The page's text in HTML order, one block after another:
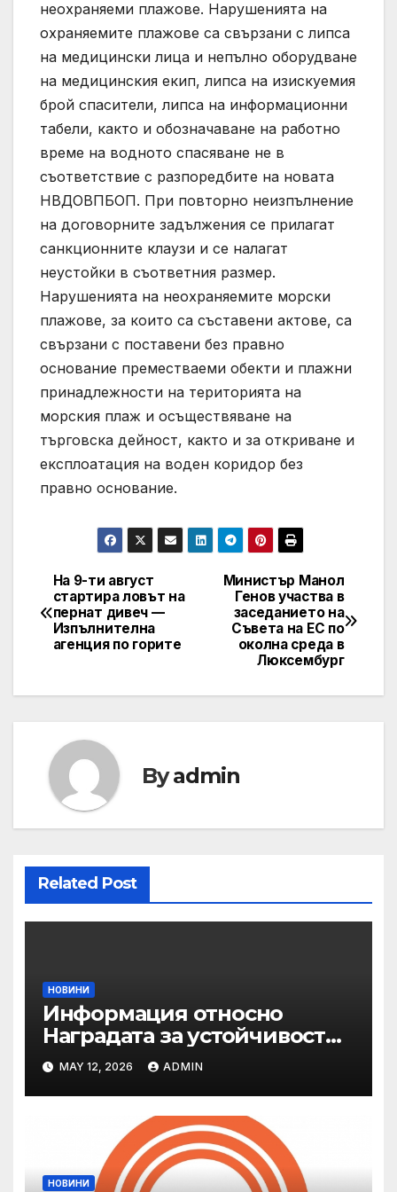
неохраняеми плажове. Нарушенията на
охраняемите плажове са свързани с липса
на медицински лица и непълно оборудване
на медицинския екип, липса на изискуемия
брой спасители, липса на информационни
табели, както и обозначаване на работно
време на водното спасяване не в
съответствие с разпоредбите на новата
НВДОВПБОП. При повторно неизпълнение
на договорните задължения се прилагат
санкционните клаузи и се налагат
неустойки в съответния размер.
Нарушенията на неохраняемите морски
плажове, за които са съставени актове, са
свързани с поставени без правно
основание преместваеми обекти и плажни
принадлежности на територията на
морския плаж и осъществяване на
търговска дейност, както и за откриване и
експлоатация на воден коридор без
правно основание.
Post
navigation
Министър Манол
Генов участва в
заседанието на
Съвета на ЕС по
околна среда в
Люксембург
На 9-ти август
стартира ловът на
пернат дивеч —
Изпълнителна
агенция по горите
Byadmin
Related Post
НОВИНИ
Информация относно
Наградата за устойчивост
на ОАЕ „Зайед“
MAY 12, 2026 ADMIN
НОВИНИ